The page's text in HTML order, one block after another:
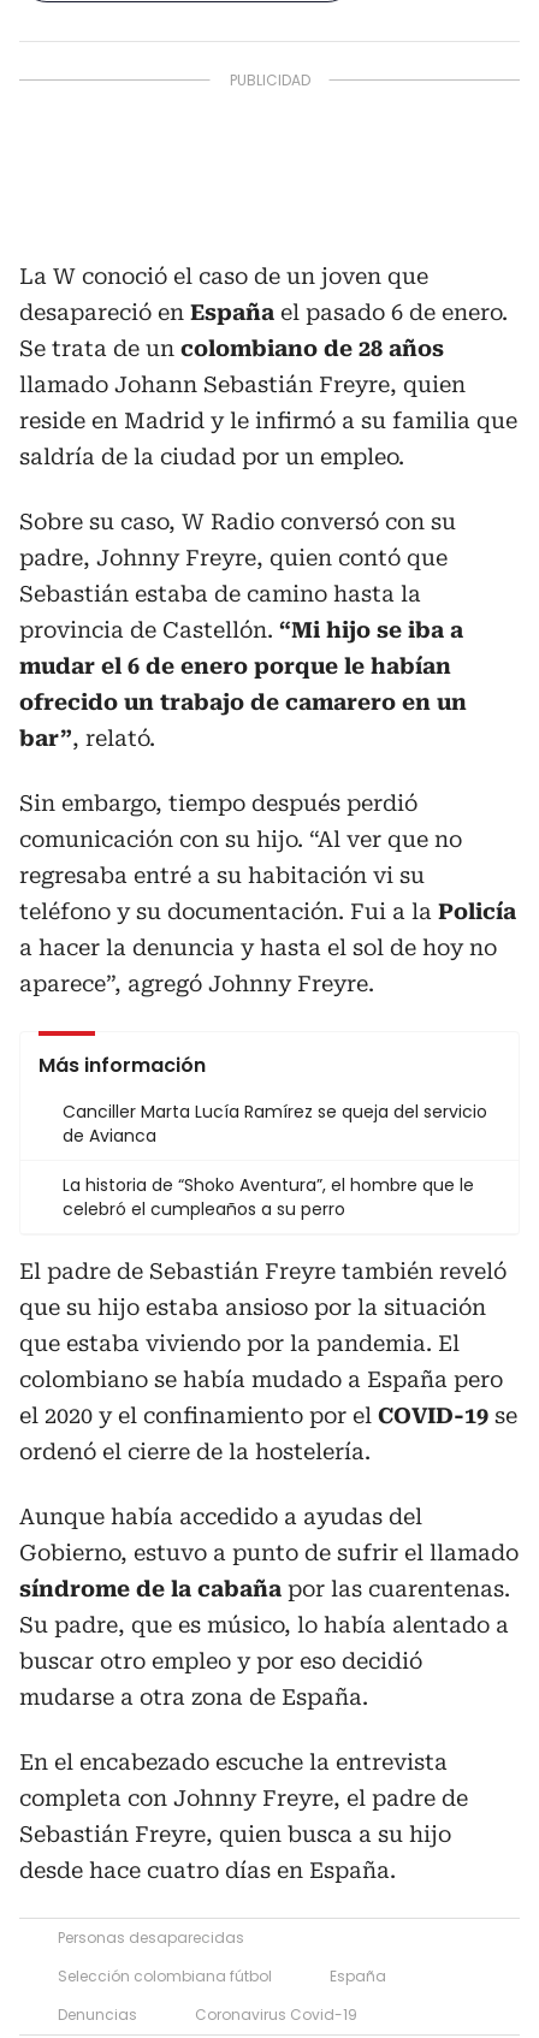
La W conoció el caso de un joven que
desapareció en España el pasado 6 de enero.
Se trata de un colombiano de 28 años
llamado Johann Sebastián Freyre, quien
reside en Madrid y le infirmó a su familia que
saldría de la ciudad por un empleo.
Sobre su caso, W Radio conversó con su
padre, Johnny Freyre, quien contó que
Sebastián estaba de camino hasta la
provincia de Castellón. “Mi hijo se iba a
mudar el 6 de enero porque le habían
ofrecido un trabajo de camarero en un
bar”, relató.
Sin embargo, tiempo después perdió
comunicación con su hijo. “Al ver que no
regresaba entré a su habitación vi su
teléfono y su documentación. Fui a la Policía
a hacer la denuncia y hasta el sol de hoy no
aparece”, agregó Johnny Freyre.
Más información
Canciller Marta Lucía Ramírez se queja del servicio
de Avianca
La historia de “Shoko Aventura”, el hombre que le
celebró el cumpleaños a su perro
El padre de Sebastián Freyre también reveló
que su hijo estaba ansioso por la situación
que estaba viviendo por la pandemia. El
colombiano se había mudado a España pero
el 2020 y el confinamiento por el COVID-19 se
ordenó el cierre de la hostelería.
Aunque había accedido a ayudas del
Gobierno, estuvo a punto de sufrir el llamado
síndrome de la cabaña por las cuarentenas.
Su padre, que es músico, lo había alentado a
buscar otro empleo y por eso decidió
mudarse a otra zona de España.
En el encabezado escuche la entrevista
completa con Johnny Freyre, el padre de
Sebastián Freyre, quien busca a su hijo
desde hace cuatro días en España.
Personas desaparecidas
Selección colombiana fútbol
España
Denuncias
Coronavirus Covid-19